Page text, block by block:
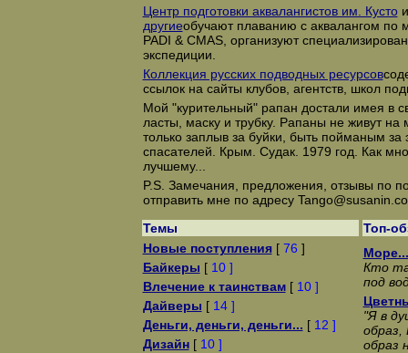
Центр подготовки аквалангистов им. Кусто
другиеобучают плаванию с аквалангом
PADI & CMAS, организуют
экспедиции.
Коллекция русских подводных ресурсов
ссылок на сайты клубов, агентств, школ
Мой "курительный" рапан достали имея в
ласты, маску и трубку. Рапаны не живут
только заплыв за буйки, быть пойманым
спасателей. Крым. Судак. 1979 год. Как
лучшему...
P.S. Замечания, предложения, отзывы по
отправить мне по адресу
Темы
Топ-
Новые поступления[ 76 ]
Байкеры [ 10 ]
Влечение к таинствам[ 10 ]
Дайверы [ 14 ]
Деньги, деньги, деньги... [ 12 ]
Дизайн[ 10 ]
Море...
Кто
под
"Я в
образ,
образ